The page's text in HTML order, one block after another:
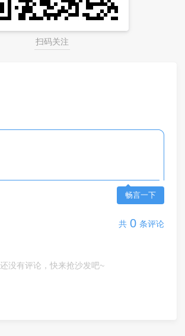
扫码关注
畅言一下
共 0 条评论
还没有评论，快来抢沙发吧~